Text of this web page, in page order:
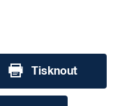
Tisknout